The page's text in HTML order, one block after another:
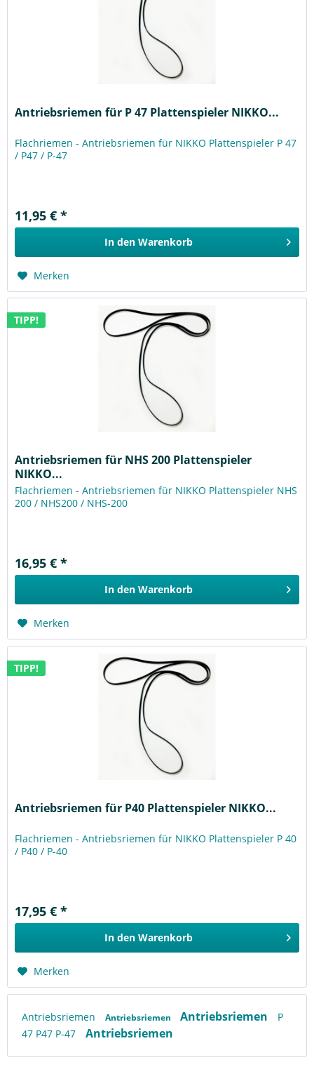
Antriebsriemen für P 47 Plattenspieler NIKKO...
Flachriemen - Antriebsriemen für NIKKO Plattenspieler P 47
/ P47 / P-47
11,95 € *
In den Warenkorb
Merken
TIPP!
Antriebsriemen für NHS 200 Plattenspieler
NIKKO...
Flachriemen - Antriebsriemen für NIKKO Plattenspieler NHS
200 / NHS200 / NHS-200
16,95 € *
In den Warenkorb
Merken
TIPP!
Antriebsriemen für P40 Plattenspieler NIKKO...
Flachriemen - Antriebsriemen für NIKKO Plattenspieler P 40
/ P40 / P-40
17,95 € *
In den Warenkorb
Merken
Antriebsriemen Antriebsriemen Antriebsriemen
P
47 P47 P-47
Antriebsriemen